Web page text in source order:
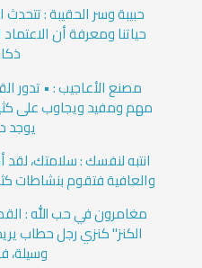
حبيبة وسر الحقيبة :
حياتنا ومعرفة أن
مصنع الأعاجيب : • تدور
مهم ومفيد ويجاوب على
يوجد
انتبه لنفسك : سلامتك، لقد
والعافية فتقوم بنشاطات
مغامرون في حب الله :
الكنز" كنزي رجل حطاب
وسيلة،